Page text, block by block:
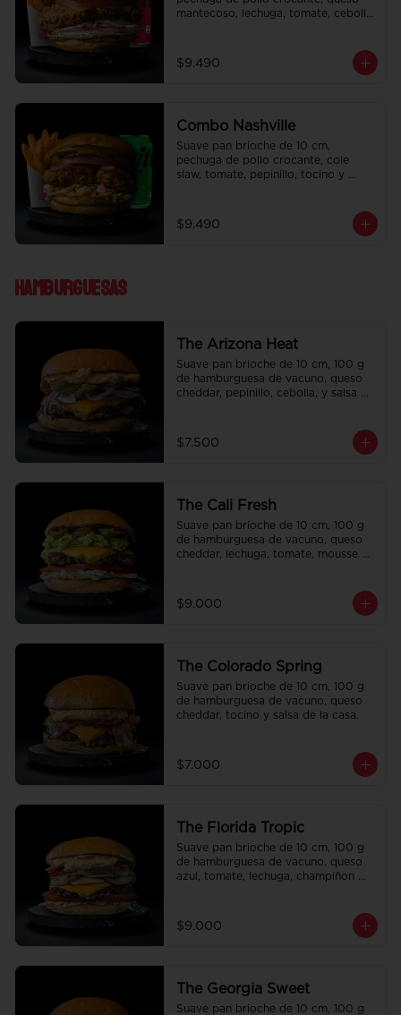
mantecoso, lechuga, tomate, cebolla
salsa de la casa de regalo a elección
y una bebida de 350 cc a elección.
$9.490
Combo Nashville
Suave pan brioche de 10 cm,
pechuga de pollo crocante, cole
slaw, tomate, pepinillo, tocino y
de la casa de regalo a elección y una
bebida de 350 cc a elección.
$9.490
Hamburguesas
The Arizona Heat
Suave pan brioche de 10 cm, 100 g
de hamburguesa de vacuno, queso
cheddar, pepinillo, cebolla, y salsa de
$7.500
The Cali Fresh
Suave pan brioche de 10 cm, 100 g
de hamburguesa de vacuno, queso
cheddar, lechuga, tomate, mousse de
$9.000
The Colorado Spring
Suave pan brioche de 10 cm, 100 g
de hamburguesa de vacuno, queso
cheddar, tocino y salsa de la casa.
$7.000
The Florida Tropic
Suave pan brioche de 10 cm, 100 g
de hamburguesa de vacuno, queso
azul, tomate, lechuga, champiñon
$9.000
The Georgia Sweet
Suave pan brioche de 10 cm, 100 g